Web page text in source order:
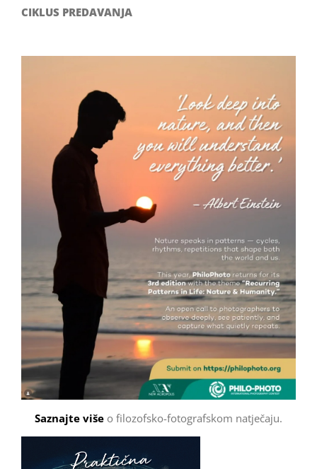
CIKLUS PREDAVANJA
Saznajte više o filozofsko-fotografskom natječaju.